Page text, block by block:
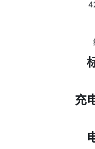
充